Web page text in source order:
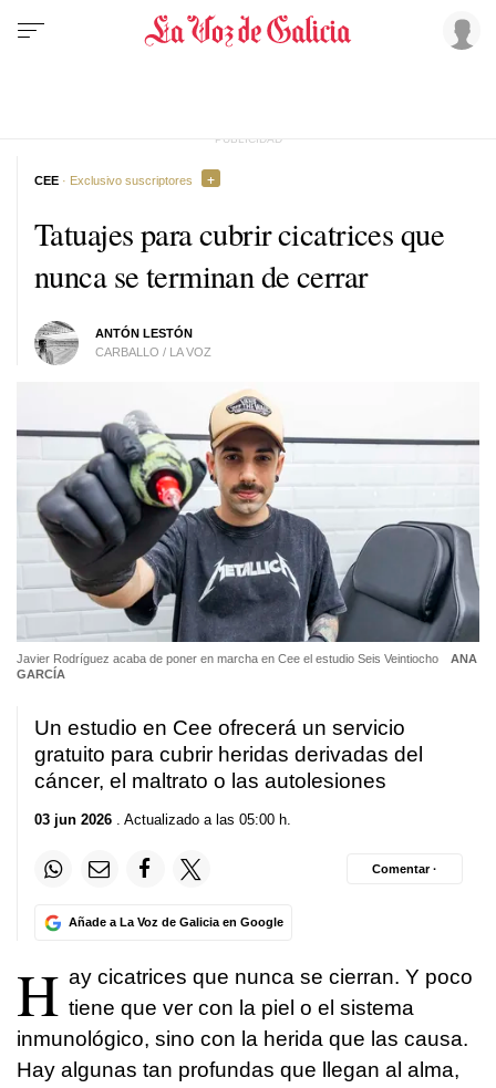
Tatuajes para cubrir cicatrices que
nunca se terminan de cerrar
ANTÓN LESTÓN
CARBALLO / LA VOZ
CEE · Exclusivo suscriptores
Javier Rodríguez acaba de poner en marcha en Cee el estudio Seis Veintiocho
ANA
GARCÍA
Un estudio en Cee ofrecerá un servicio
gratuito para cubrir heridas derivadas del
cáncer, el maltrato o las autolesiones
03 jun 2026 . Actualizado a las 05:00 h.
Añade a La Voz de Galicia en Google
Comentar ·
H ay cicatrices que nunca se cierran. Y poco
tiene que ver con la piel o el sistema
inmunológico, sino con la herida que las causa.
Hay algunas tan profundas que llegan al alma,